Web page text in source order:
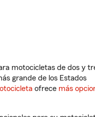
motocicletas de dos y
grande de los Estados
ofrece más